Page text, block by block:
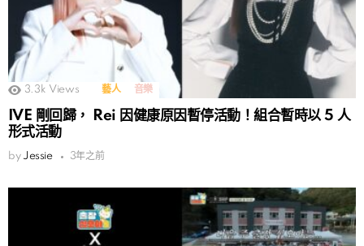
3.3k Views 藝人 音樂
IVE 剛回歸， Rei 因健康原因暫停活動！組合暫時以 5 人
形式活動
by Jessie 3年之前